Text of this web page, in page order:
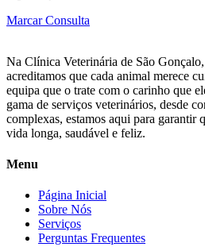
Marcar Consulta
Na Clínica Veterinária de São
acreditamos que cada animal merece
equipa que o trate com o carinho que
gama de serviços veterinários, desde
complexas, estamos aqui para garantir
vida longa, saudável e feliz.
Menu
Página Inicial
Sobre Nós
Serviços
Perguntas Frequentes